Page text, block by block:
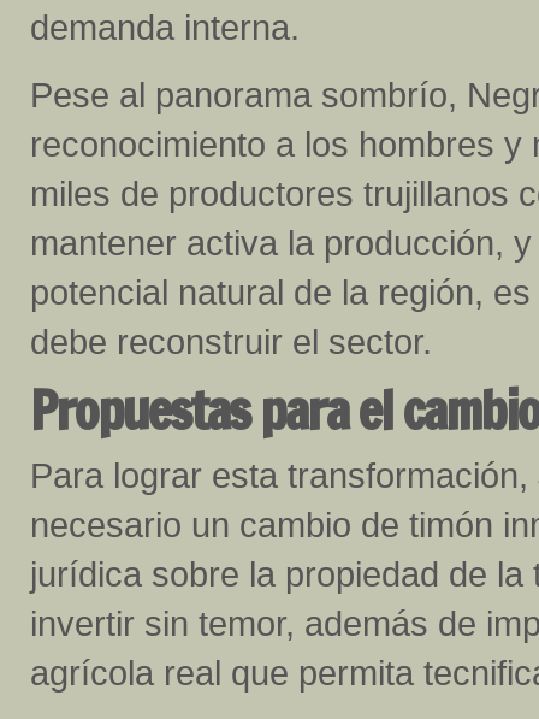
demanda interna.
Pese al panorama sombrío,
reconocimiento a los hombres
miles de productores trujillanos
mantener activa la producción,
potencial natural de la región,
debe reconstruir el sector.
Propuestas para el
Para lograr esta
necesario un cambio de timón
jurídica sobre la propiedad de
invertir sin temor, además de
agrícola real que permita